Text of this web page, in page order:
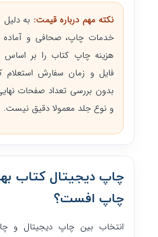
نکته مهم درباره قیمت: به
خدمات چاپ، صحافی و آماده
هزینه چاپ کتاب را بر
فایل و زمان سفارش استعلام
بدون بررسی تعداد صفحات
و نوع جلد معمولا دقیق نیست.
چاپ دیجیتال کتاب
چاپ افست؟
انتخاب بین چاپ دیجیتال و